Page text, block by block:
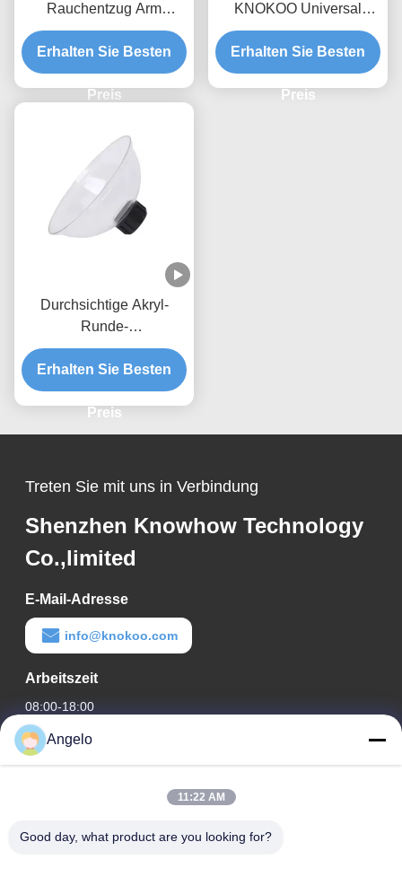
Rauchentzug Arm
Aluminiumlegierung für
Rauchentzug
Erhalten Sie Besten
Preis
KNOKOO Universal
Aluminiumlegierung
Klappsaugarm, 75mm
Schnittstelle
Erhalten Sie Besten
Preis
Durchsichtige Akryl-
Runde-
Räucherabzugsspritze
mit Kapuze CE-
Zertifizierung
Erhalten Sie Besten
Preis
Treten Sie mit uns in Verbindung
Shenzhen Knowhow Technology
Co.,limited
E-Mail-Adresse
info@knokoo.com
Arbeitszeit
08:00-18:00
Unsere Adresse
Zimmer 1508, Taojing Business Building, Minbao Road,
Guangdong
Angelo
11:22 AM
Good day, what product are you looking for?